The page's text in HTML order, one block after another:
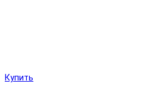
Купить